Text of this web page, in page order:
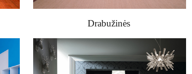
Drabužinės